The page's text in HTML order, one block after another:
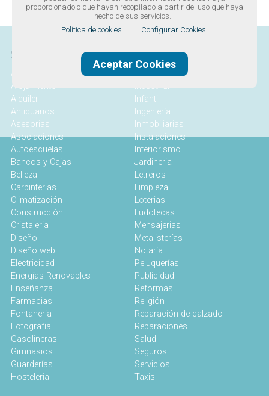
SERVICIOS
Abogados
Alojamiento
Alquiler
Anticuarios
Asesorias
Asociaciones
Autoescuelas
Bancos y Cajas
Belleza
Carpinterias
Climatización
Construcción
Cristaleria
Diseño
Diseño web
Electricidad
Energías Renovables
Enseñanza
Farmacias
Fontaneria
Fotografia
Gasolineras
Gimnasios
Guarderías
Hosteleria
Industrial
Infantil
Ingeniería
Inmobiliarias
Instalaciones
Interiorismo
Jardineria
Letreros
Limpieza
Loterias
Ludotecas
Mensajerias
Metalisterías
Notaría
Peluquerías
Publicidad
Reformas
Religión
Reparación de calzado
Reparaciones
Salud
Seguros
Servicios
Taxis
proporcionado o que hayan recopilado a partir del uso que haya
hecho de sus servicios..
Política de cookies.
Configurar Cookies.
Aceptar Cookies